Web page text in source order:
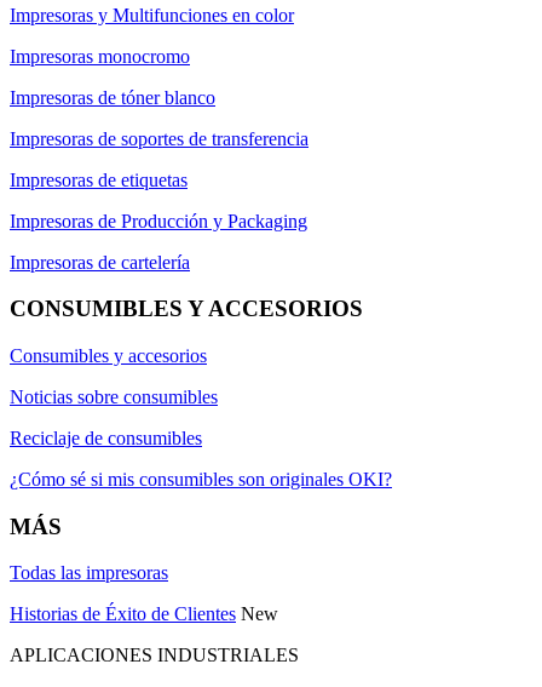
Impresoras y Multifunciones en color
Impresoras monocromo
Impresoras de tóner blanco
Impresoras de soportes de transferencia
Impresoras de etiquetas
Impresoras de Producción y Packaging
Impresoras de cartelería
CONSUMIBLES Y ACCESORIOS
Consumibles y accesorios
Noticias sobre consumibles
Reciclaje de consumibles
¿Cómo sé si mis consumibles son originales OKI?
MÁS
Todas las impresoras
Historias de Éxito de Clientes New
APLICACIONES INDUSTRIALES